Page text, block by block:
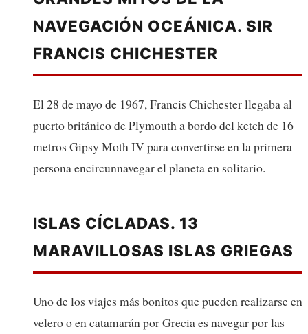
NAVEGACIÓN OCEÁNICA. SIR
FRANCIS CHICHESTER
El 28 de mayo de 1967, Francis Chichester llegaba al
puerto británico de Plymouth a bordo del ketch de 16
metros Gipsy Moth IV para convertirse en la primera
persona encircunnavegar el planeta en solitario.
ISLAS CÍCLADAS. 13
MARAVILLOSAS ISLAS GRIEGAS
Uno de los viajes más bonitos que pueden realizarse en
velero o en catamarán por Grecia es navegar por las